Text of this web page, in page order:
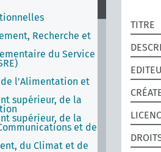
Recherche et
du Service
l'Alimentation et
supérieur, de la
supérieur, de la
et de
du Climat et de
TITRE